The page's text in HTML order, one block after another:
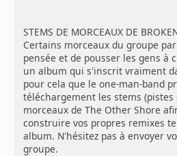
STEMS DE MORCEAUX DE
Certains morceaux du groupe
pensée et de pousser les gens à
un album qui s'inscrit vraiment
pour cela que le one-man-band
téléchargement les stems (pistes
morceaux de The Other Shore
construire vos propres remixes
album. N'hésitez pas à envoyer
groupe.